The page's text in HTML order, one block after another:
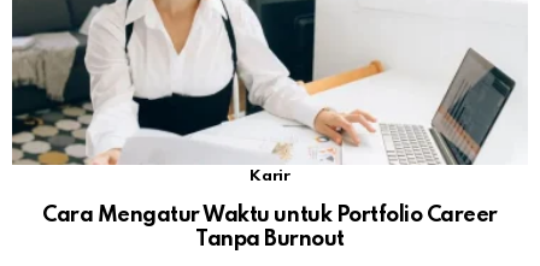
Karir
Cara Mengatur Waktu untuk Portfolio Career
Tanpa Burnout